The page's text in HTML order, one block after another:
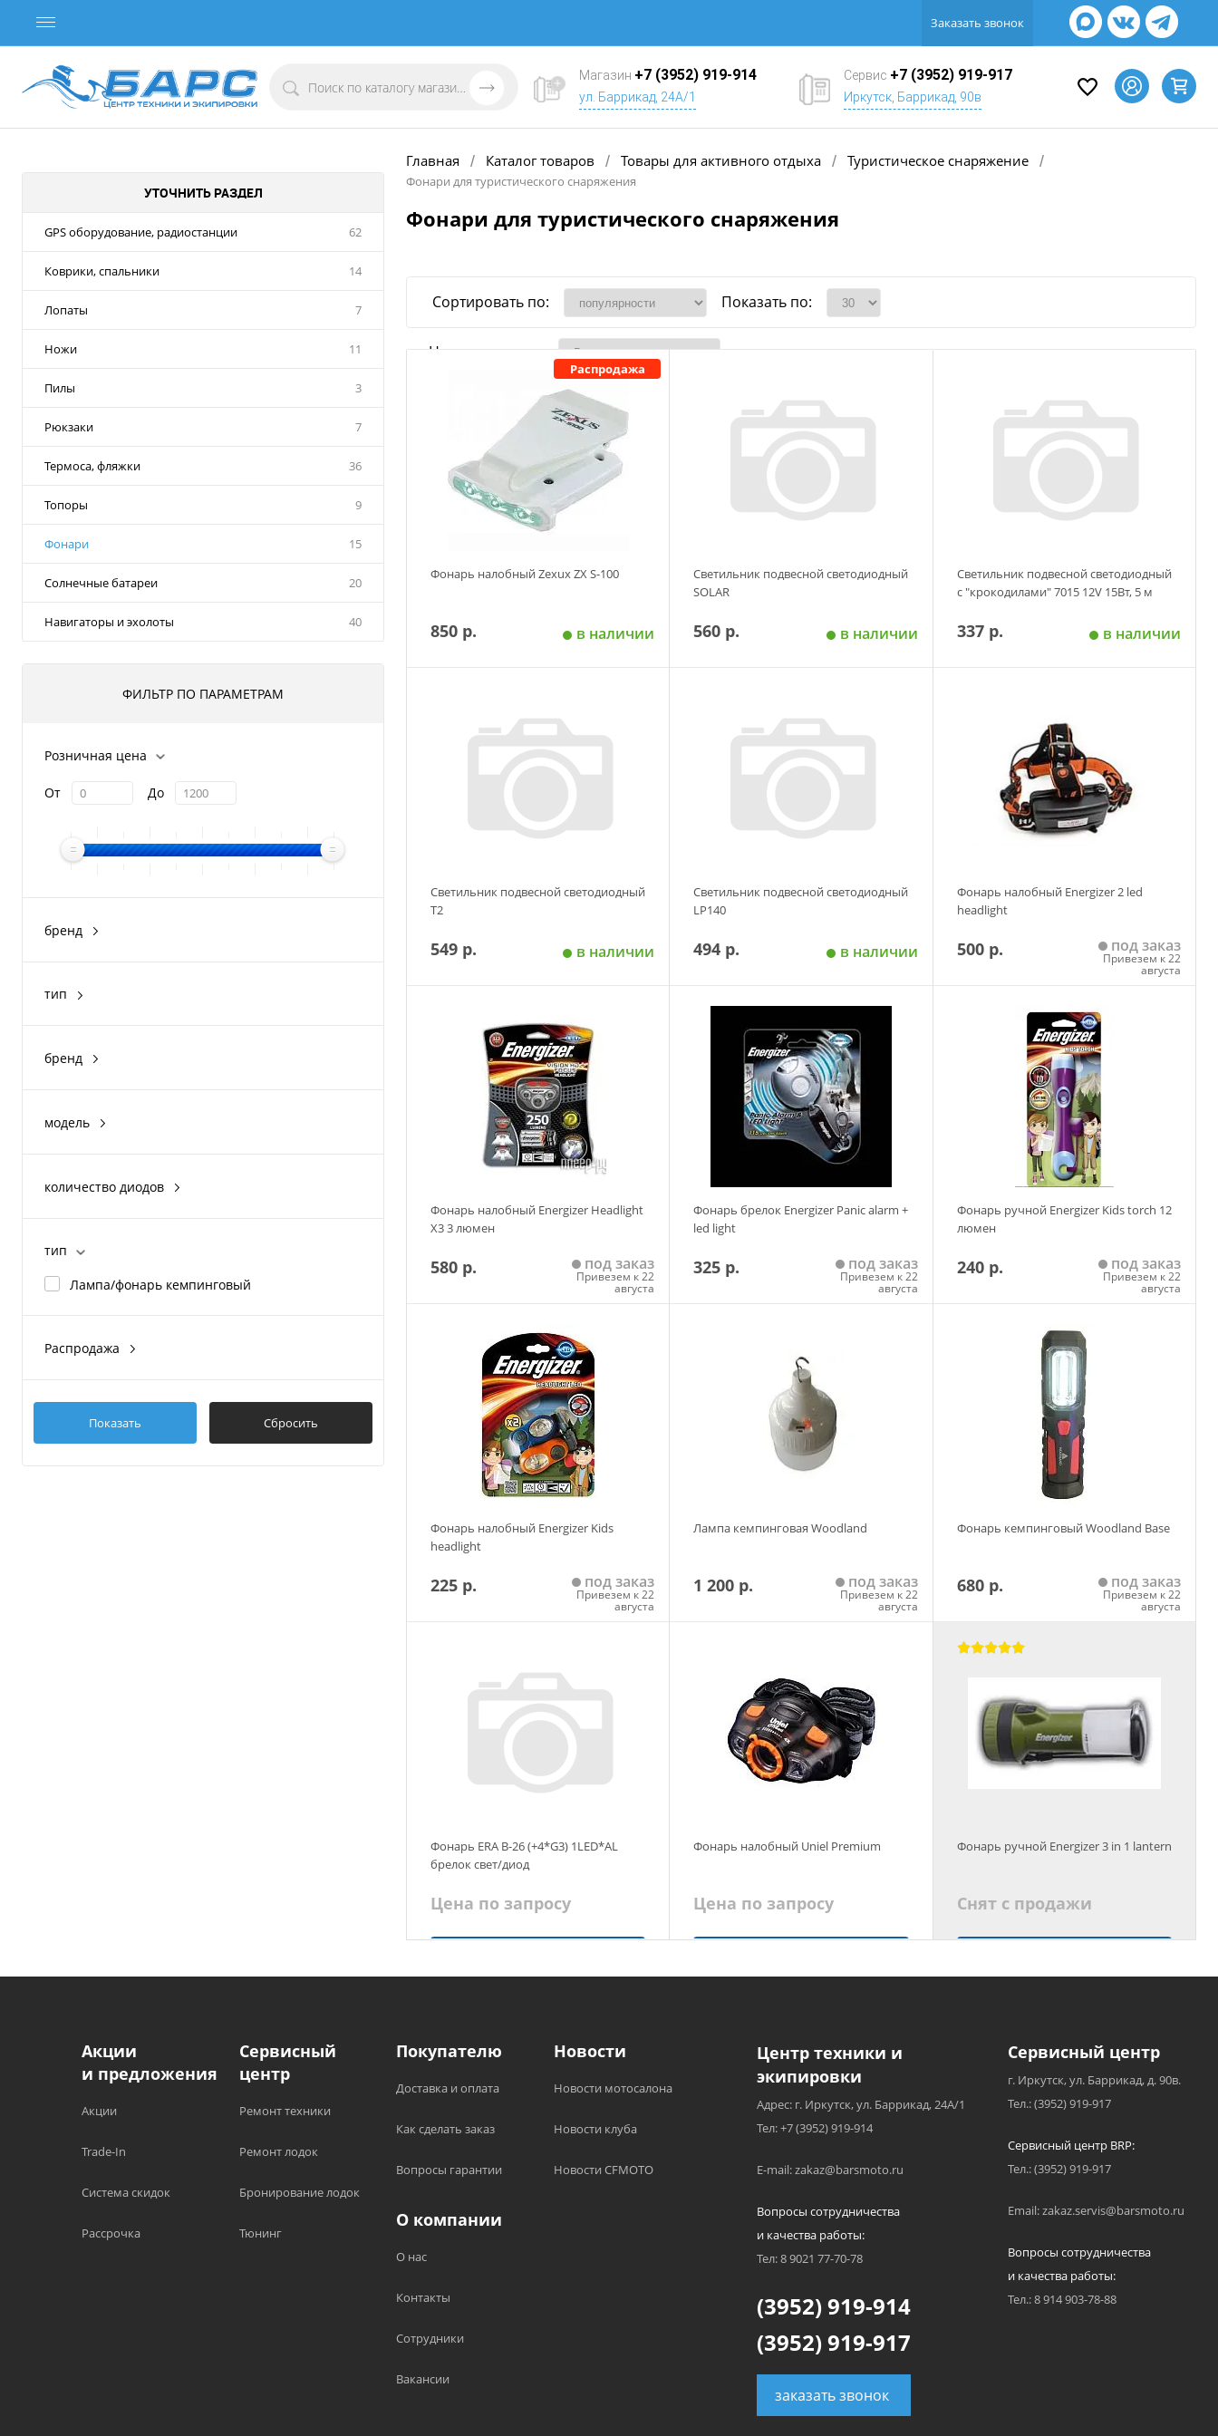
Заказать звонок
Магазин +7 (3952) 919-914
ул. Баррикад, 24А/1
Сервис +7 (3952) 919-917
Иркутск, Баррикад, 90в
УТОЧНИТЬ РАЗДЕЛ
GPS оборудование, радиостанции 62
Коврики, спальники 14
Лопаты 7
Ножи 11
Пилы 3
Рюкзаки 7
Термоса, фляжки 36
Топоры 9
Фонари 15
Солнечные батареи 20
Навигаторы и эхолоты 40
ФИЛЬТР ПО ПАРАМЕТРАМ
Розничная цена
От До
бренд
тип
брелок
бренд
Zexux
модель
Kids headlight
Premium
Headlight X3
Показать ещё 3
количество диодов
тип
Лампа/фонарь кемпинговый
Распродажа
Показать Сбросить
Главная / Каталог товаров / Товары для активного отдыха / Туристическое снаряжение /
Фонари для туристического снаряжения
Фонари для туристического снаряжения
Сортировать по: Показать по:
Наличие товара
Распродажа
Фонарь налобный Zexux ZX S-100
850 р. в наличии
Светильник подвесной светодиодный
SOLAR
560 р. в наличии
Светильник подвесной светодиодный
с "крокодилами" 7015 12V 15Вт, 5 м
337 р. в наличии
Светильник подвесной светодиодный
T2
549 р. в наличии
Светильник подвесной светодиодный
LP140
494 р. в наличии
Фонарь налобный Energizer 2 led
headlight
500 р. под заказ
Привезем к 22
августа
Добавить в корзину
Фонарь налобный Energizer Headlight
X3 3 люмен
580 р. под заказ
Привезем к 22
августа
Добавить в корзину
Фонарь брелок Energizer Panic alarm +
led light
325 р. под заказ
Привезем к 22
августа
Фонарь ручной Energizer Kids torch 12
люмен
240 р. под заказ
Привезем к 22
августа
Добавить в корзину
Фонарь налобный Energizer Kids
headlight
225 р. под заказ
Привезем к 22
августа
Лампа кемпинговая Woodland
1 200 р. под заказ
Привезем к 22
августа
Фонарь кемпинговый Woodland Base
680 р. под заказ
Привезем к 22
августа
Добавить в корзину
Фонарь ERA B-26 (+4*G3) 1LED*AL
брелок свет/диод
Цена по запросу
Фонарь налобный Uniel Premium
Цена по запросу
Фонарь ручной Energizer 3 in 1 lantern
Снят с продажи
Акции
и предложения
Акции
Trade-In
Система скидок
Рассрочка
Сервисный
центр
Ремонт техники
Ремонт лодок
Бронирование лодок
Тюнинг
Покупателю
Доставка и оплата
Как сделать заказ
Вопросы гарантии
Новости
Новости мотосалона
Новости клуба
Новости CFMOTO
О компании
О нас
Контакты
Сотрудники
Вакансии
Центр техники и
экипировки
Адрес: г. Иркутск, ул. Баррикад, 24А/1
Тел: +7 (3952) 919-914
E-mail: zakaz@barsmoto.ru
Вопросы сотрудничества
и качества работы:
Тел: 8 9021 77-70-78
(3952) 919-914
(3952) 919-917
заказать звонок
Сервисный центр
г. Иркутск, ул. Баррикад, д. 90в.
Тел.: (3952) 919-917
Сервисный центр BRP:
Тел.: (3952) 919-917
Email: zakaz.servis@barsmoto.ru
Вопросы сотрудничества
и качества работы:
Тел.: 8 914 903-78-88